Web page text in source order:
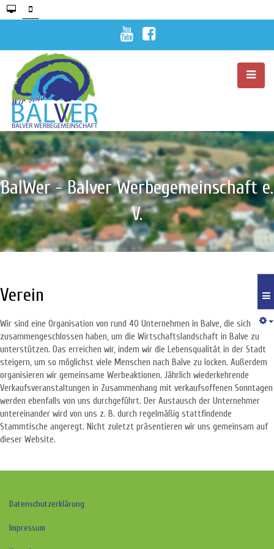
BalWer - Balver Werbegemeinschaft e.
V.
Verein
Wir sind eine Organisation von rund 40 Unternehmen in Balve, die sich
zusammengeschlossen haben, um die Wirtschaftslandschaft in Balve zu
unterstützen. Das erreichen wir, indem wir die Lebensqualität in der Stadt
steigern, um so möglichst viele Menschen nach Balve zu locken. Außerdem
organisieren wir gemeinsame Werbeaktionen. Jährlich wiederkehrende
Verkaufsveranstaltungen in Zusammenhang mit verkaufsoffenen Sonntagen
werden ebenfalls von uns durchgeführt. Der Austausch der Unternehmer
untereinander wird von uns z. B. durch regelmäßig stattfindende
Stammtische angeregt. Nicht zuletzt präsentieren wir uns gemeinsam auf
dieser Website.
Datenschutzerklärung
Impressum